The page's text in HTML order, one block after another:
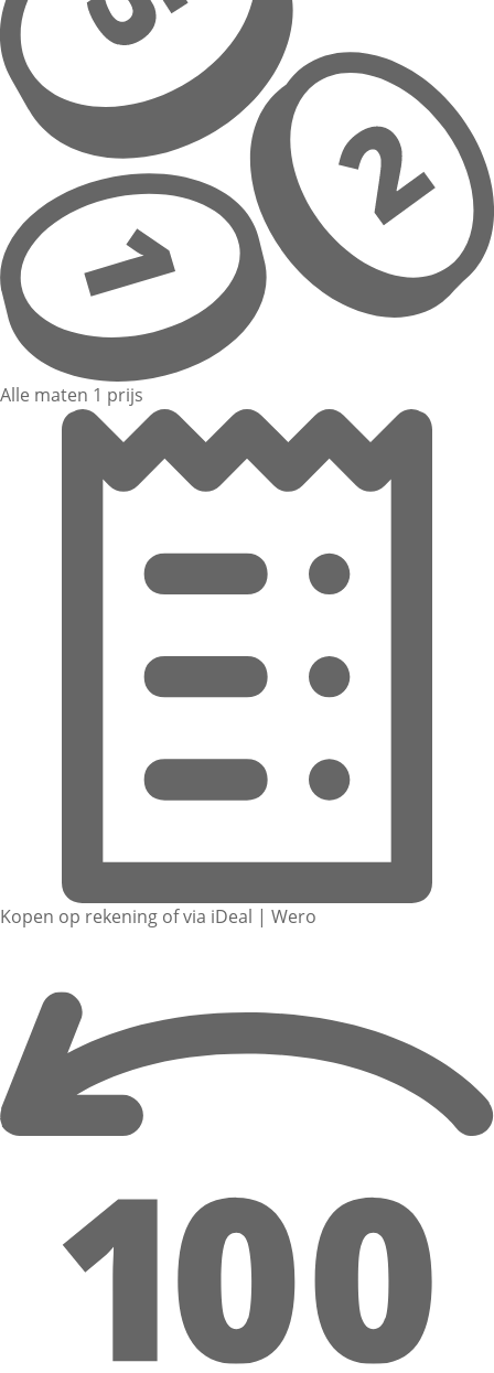
Alle maten 1 prijs
Kopen op rekening of via iDeal | Wero